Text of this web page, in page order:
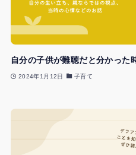
自分の子供が難聴だと分かった
2024年1月12日 子育て